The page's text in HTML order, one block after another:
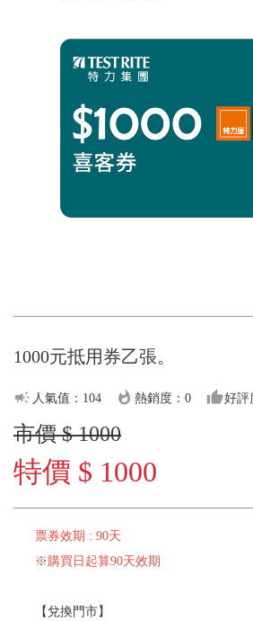
1000元抵用券乙張。
campaign 人氣值：104 whatshot 熱銷度：0 thumb_up好評
市價 $ 1000
特價 $ 1000
票券效期 : 90天
※購買日起算90天效期
【兌換門市】